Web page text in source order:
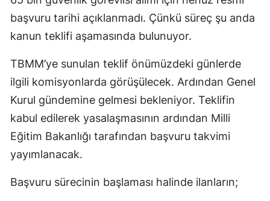
başvuru tarihi açıklanmadı. Çünkü süreç şu anda
kanun teklifi aşamasında bulunuyor.
TBMM’ye sunulan teklif önümüzdeki günlerde
ilgili komisyonlarda görüşülecek. Ardından Genel
Kurul gündemine gelmesi bekleniyor. Teklifin
kabul edilerek yasalaşmasının ardından Milli
Eğitim Bakanlığı tarafından başvuru takvimi
yayımlanacak.
Başvuru sürecinin başlaması halinde ilanların;